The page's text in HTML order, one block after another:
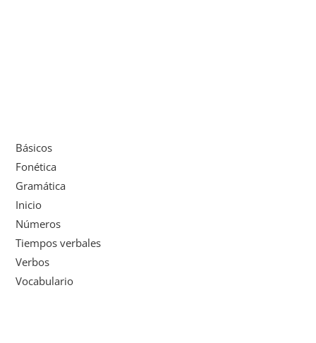
Básicos
Fonética
Gramática
Inicio
Números
Tiempos verbales
Verbos
Vocabulario